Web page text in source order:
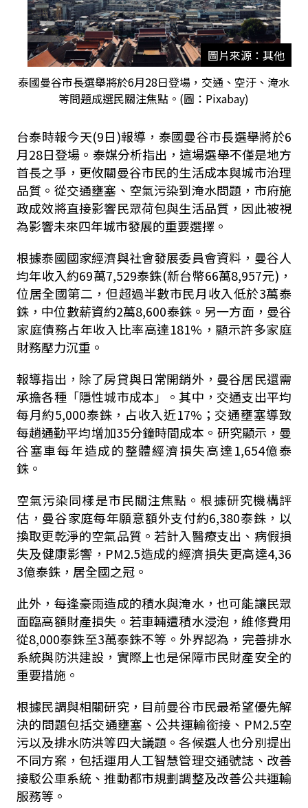
圖片來源：其他
泰國曼谷市長選舉將於6月28日登場，交通、空汙、淹水
等問題成選民關注焦點。(圖：Pixabay)
台泰時報今天(9日)報導，泰國曼谷市長選舉將於6
月28日登場。泰媒分析指出，這場選舉不僅是地方
首長之爭，更攸關曼谷市民的生活成本與城市治理
品質。從交通壅塞、空氣污染到淹水問題，市府施
政成效將直接影響民眾荷包與生活品質，因此被視
為影響未來四年城市發展的重要選擇。
根據泰國國家經濟與社會發展委員會資料，曼谷人
均年收入約69萬7,529泰銖(新台幣66萬8,957元)，
位居全國第二，但超過半數市民月收入低於3萬泰
銖，中位數薪資約2萬8,600泰銖。另一方面，曼谷
家庭債務占年收入比率高達181%，顯示許多家庭
財務壓力沉重。
報導指出，除了房貸與日常開銷外，曼谷居民還需
承擔各種「隱性城市成本」。其中，交通支出平均
每月約5,000泰銖，占收入近17%；交通壅塞導致
每趟通勤平均增加35分鐘時間成本。研究顯示，曼
谷塞車每年造成的整體經濟損失高達1,654億泰
銖。
空氣污染同樣是市民關注焦點。根據研究機構評
估，曼谷家庭每年願意額外支付約6,380泰銖，以
換取更乾淨的空氣品質。若計入醫療支出、病假損
失及健康影響，PM2.5造成的經濟損失更高達4,36
3億泰銖，居全國之冠。
此外，每逢豪雨造成的積水與淹水，也可能讓民眾
面臨高額財產損失。若車輛遭積水浸泡，維修費用
從8,000泰銖至3萬泰銖不等。外界認為，完善排水
系統與防洪建設，實際上也是保障市民財產安全的
重要措施。
根據民調與相關研究，目前曼谷市民最希望優先解
決的問題包括交通壅塞、公共運輸銜接、PM2.5空
污以及排水防洪等四大議題。各候選人也分別提出
不同方案，包括運用人工智慧管理交通號誌、改善
接駁公車系統、推動都市規劃調整及改善公共運輸
服務等。